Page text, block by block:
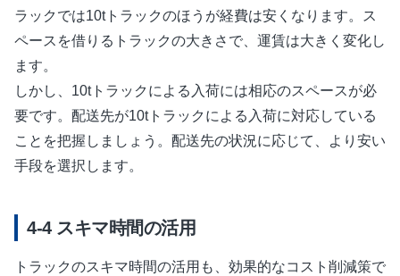
ラックでは10tトラックのほうが経費は安くなります。ス
ペースを借りるトラックの大きさで、運賃は大きく変化し
ます。
しかし、10tトラックによる入荷には相応のスペースが必
要です。配送先が10tトラックによる入荷に対応している
ことを把握しましょう。配送先の状況に応じて、より安い
手段を選択します。
スキマ時間の活用
トラックのスキマ時間の活用も、効果的なコスト削減策で